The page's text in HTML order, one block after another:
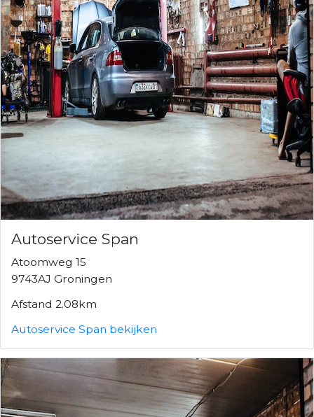
Autoservice Span
Atoomweg 15
9743AJ Groningen
Afstand 2.08km
Autoservice Span bekijken